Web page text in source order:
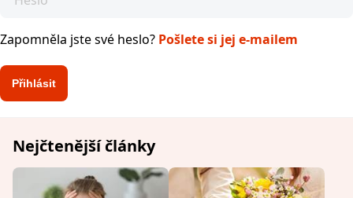
Zapomněla jste své heslo? Pošlete si jej e-mailem
Nejčtenější články